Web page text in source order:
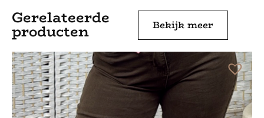
Gerelateerde
producten Bekijk meer